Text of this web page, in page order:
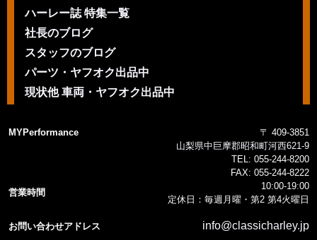
ハーレー誌 特集一覧
社長のブログ
スタッフのブログ
パーツ・ヤフオク出品中
現状他 車両・ヤフオク出品中
MYPerformance
〒 409-3851
山梨県中巨摩郡昭和町河西621-9
TEL: 055-244-8200
FAX: 055-244-8222
営業時間
10:00-19:00
定休日：毎週月曜・第2 第4火曜日
お問い合わせアドレス info@classicharley.jp